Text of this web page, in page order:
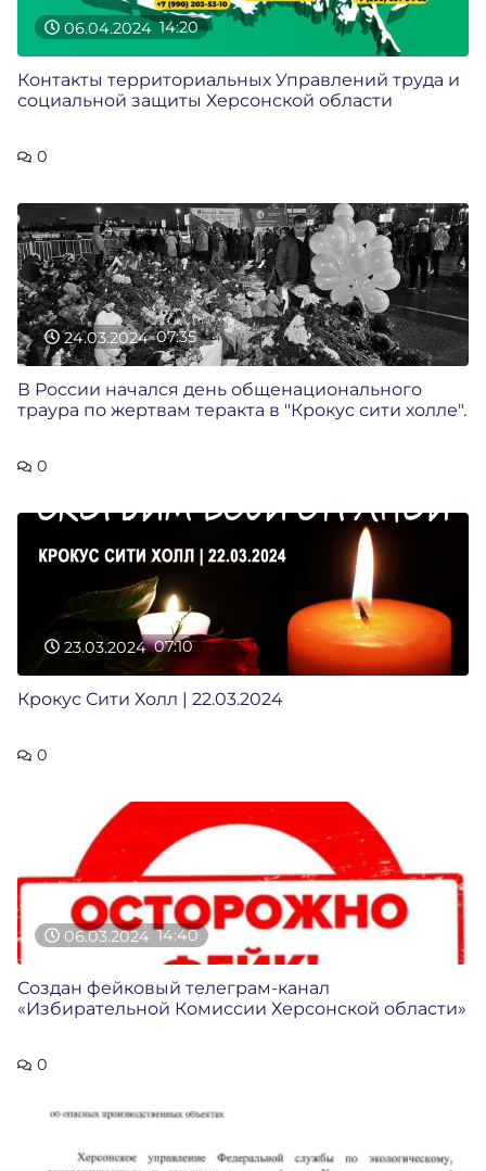
06.04.2024 14:20
Контакты территориальных Управлений труда и
социальной защиты Херсонской области
0
24.03.2024 07:35
В России начался день общенационального
траура по жертвам теракта в "Крокус сити холле".
0
23.03.2024 07:10
Крокус Сити Холл | 22.03.2024
0
06.03.2024 14:40
Создан фейковый телеграм-канал
«Избирательной Комиссии Херсонской области»
0